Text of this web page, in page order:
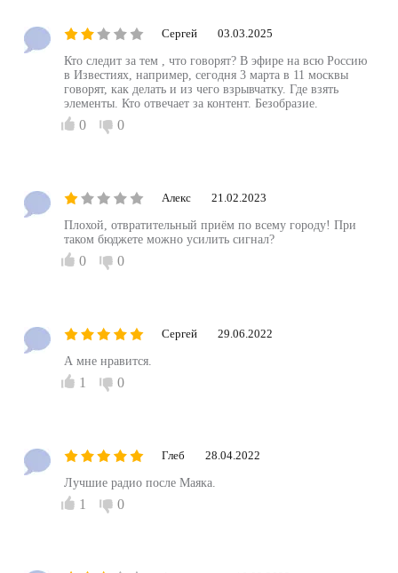
Сергей 03.03.2025
Кто следит за тем , что говорят? В эфире на всю Россию
в Известиях, например, сегодня 3 марта в 11 москвы
говорят, как делать и из чего взрывчатку. Где взять
элементы. Кто отвечает за контент. Безобразие.
0 0
Алекс 21.02.2023
Плохой, отвратительный приём по всему городу! При
таком бюджете можно усилить сигнал?
0 0
Сергей 29.06.2022
А мне нравится.
1 0
Глеб 28.04.2022
Лучшие радио после Маяка.
1 0